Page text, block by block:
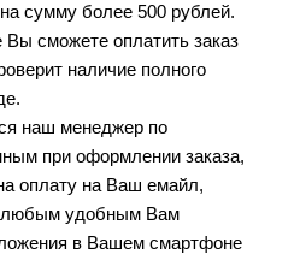
сумму более 500 рублей.
сможете оплатить заказ
наличие полного
наш менеджер по
при оформлении заказа,
оплату на Ваш емайл,
любым удобным Вам
в Вашем смартфоне